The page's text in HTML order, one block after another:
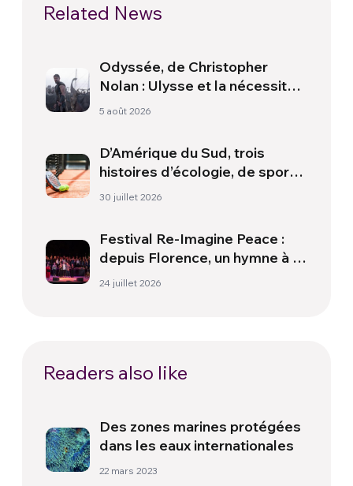
Related News
Odyssée, de Christopher
Nolan : Ulysse et la nécessité
d’une nouvelle aube
5 août 2026
D’Amérique du Sud, trois
histoires d’écologie, de sport
et de santé
30 juillet 2026
Festival Re-Imagine Peace :
depuis Florence, un hymne à la
paix
24 juillet 2026
Readers also like
Des zones marines protégées
dans les eaux internationales
22 mars 2023